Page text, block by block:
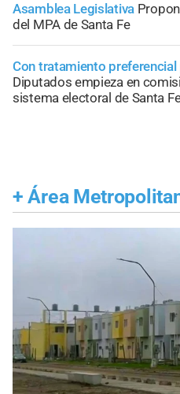
Asamblea Legislativa
del MPA de Santa Fe
Con tratamiento
Diputados empieza en
sistema electoral de Santa
+ Área